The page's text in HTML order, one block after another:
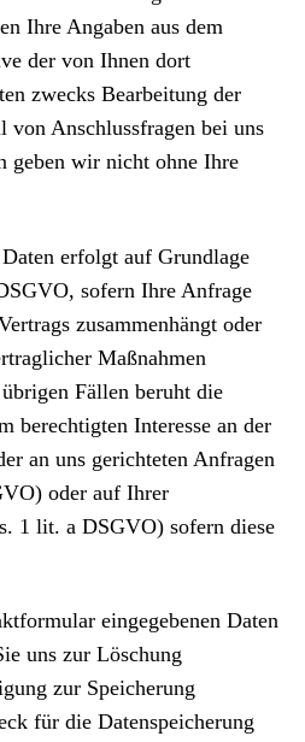
Ihre Angaben aus dem
der von Ihnen dort
zwecks Bearbeitung der
Anschlussfragen bei uns
geben wir nicht ohne Ihre
erfolgt auf Grundlage
sofern Ihre Anfrage
zusammenhängt oder
Maßnahmen
Fällen beruht die
berechtigten Interesse an der
an uns gerichteten Anfragen
oder auf Ihrer
1 lit. a DSGVO) sofern diese
eingegebenen Daten
uns zur Löschung
zur Speicherung
für die Datenspeicherung